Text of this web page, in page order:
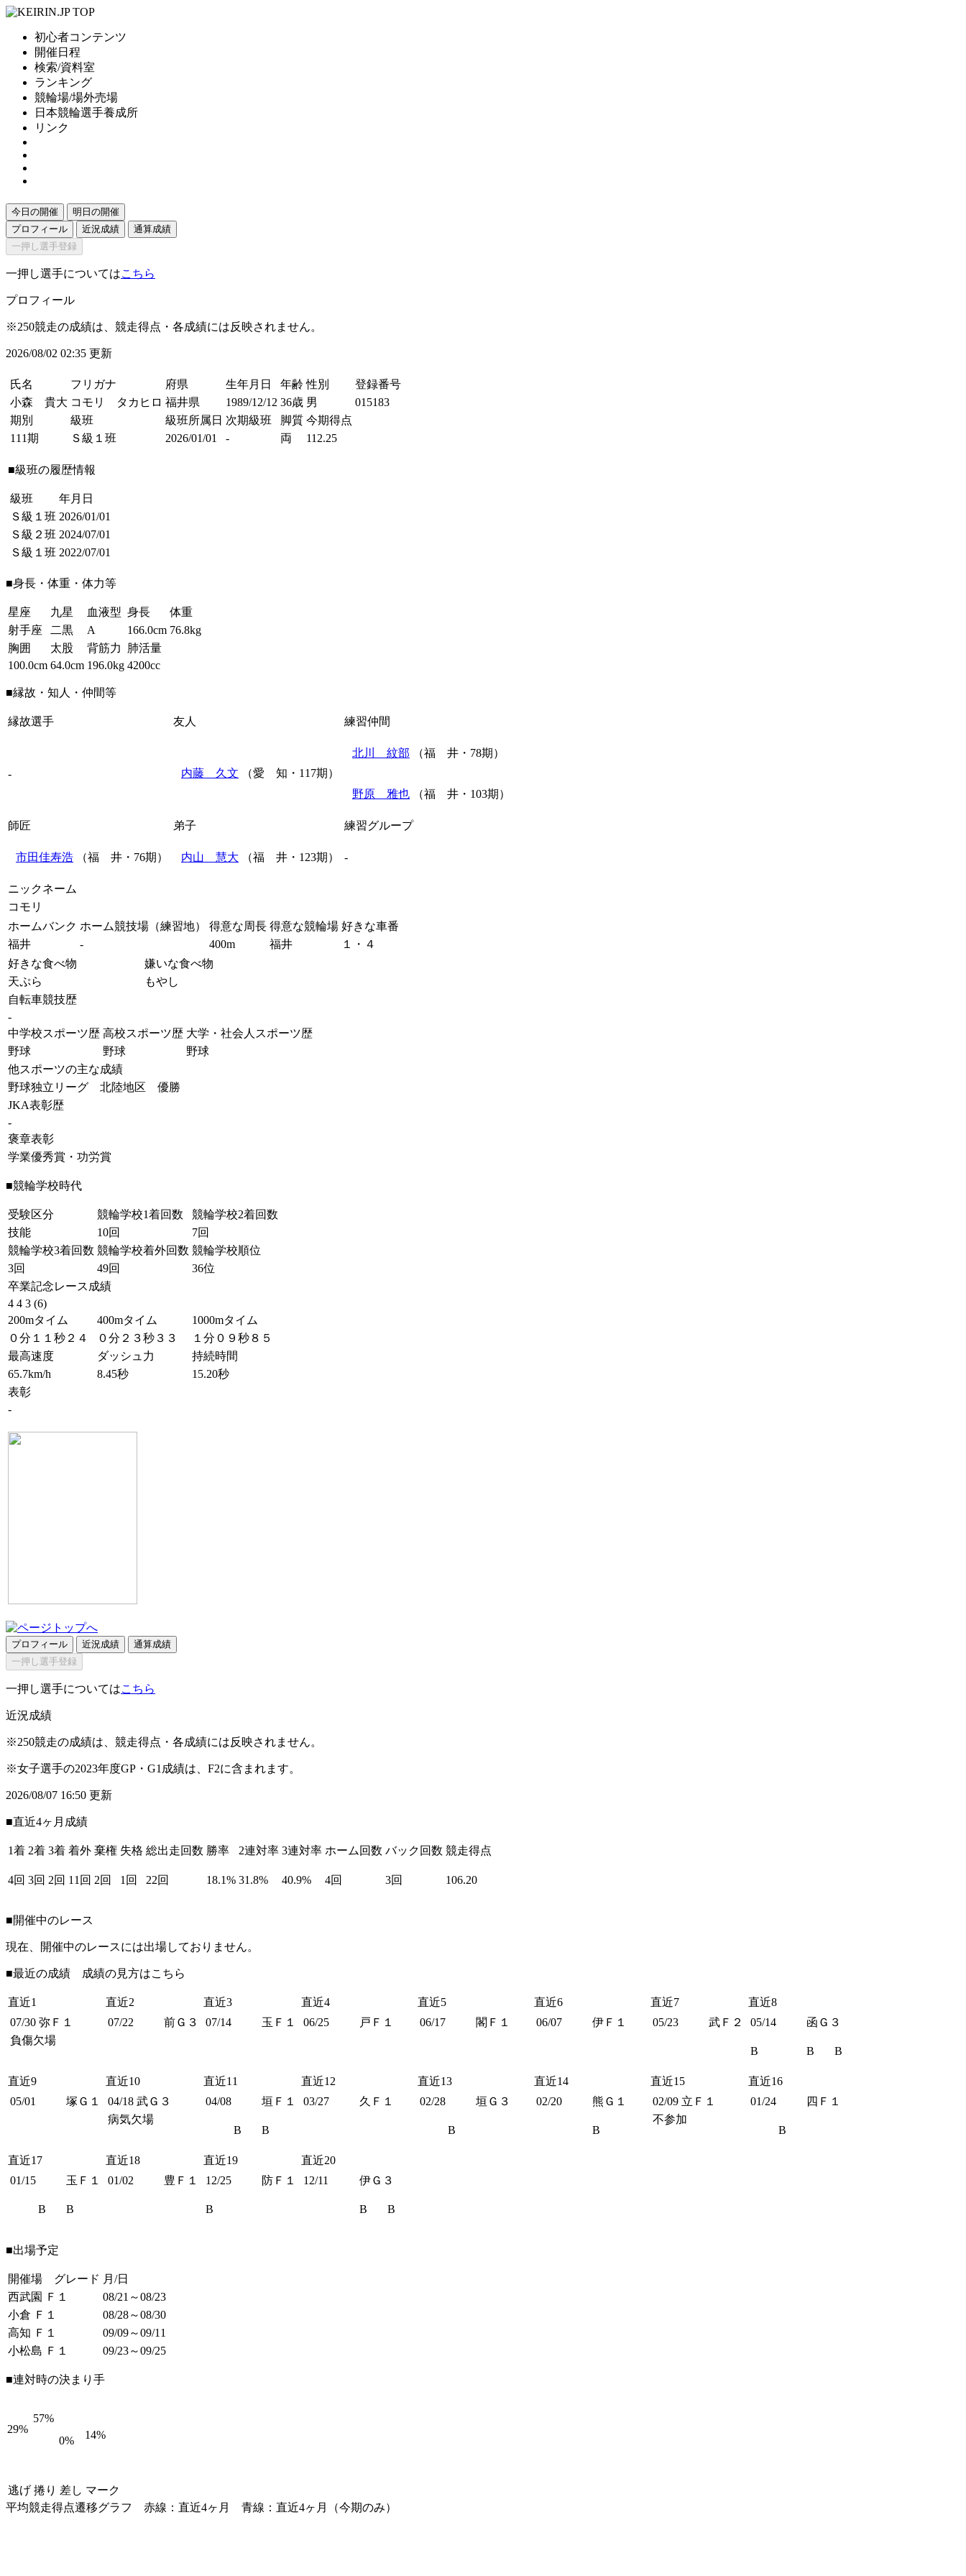
初心者コンテンツ
開催日程
検索/資料室
ランキング
競輪場/場外売場
日本競輪選手養成所
リンク
今日の開催
明日の開催
プロフィール
近況成績
通算成績
一押し選手登録
一押し選手についてはこちら
プロフィール
※250競走の成績は、競走得点・各成績には反映されません。
2026/08/02 02:35 更新
氏名 フリガナ 府県 生年月日 年齢 性別
登録番号
小森 貴大 コモリ タカヒロ 福井県 1989/12/12 36歳 男
015183
期別
級班 級班所属日 次期級班 脚質 今期得点
111期
Ｓ級１班 2026/01/01 - 両 112.25
■級班の履歴情報
級班
年月日
Ｓ級１班 2026/01/01
Ｓ級２班 2024/07/01
Ｓ級１班 2022/07/01
■身長・体重・体力等
星座 九星 血液型 身長
体重
射手座
二黒 A 166.0cm 76.8kg
胸囲
太股 背筋力
肺活量
100.0cm 64.0cm 196.0kg 4200cc
■縁故・知人・仲間等
縁故選手 友人 練習仲間
- 内藤 久文 （愛 知・117期）
北川 紋部 （福 井・78期）
野原 雅也 （福 井・103期）
師匠 弟子 練習グループ
市田佳寿浩 （福 井・76期） 内山 慧大 （福 井・123期） -
ニックネーム
コモリ
ホームバンク ホーム競技場（練習地） 得意な周長 得意な競輪場 好きな車番
福井
- 400m 福井
１・４
好きな食べ物
嫌いな食べ物
天ぷら
もやし
自転車競技歴
-
中学校スポーツ歴 高校スポーツ歴 大学・社会人スポーツ歴
野球
野球
野球
他スポーツの主な成績
野球独立リーグ 北陸地区 優勝
JKA表彰歴
-
褒章表彰
学業優秀賞・功労賞
■競輪学校時代
受験区分 競輪学校1着回数
競輪学校2着回数
技能
10回
7回
競輪学校3着回数 競輪学校着外回数 競輪学校順位
3回
49回
36位
卒業記念レース成績
4 4 3 (6)
200mタイム
400mタイム
1000mタイム
０分１１秒２４
０分２３秒３３
１分０９秒８５
最高速度
ダッシュ力
持続時間
65.7km/h
8.45秒
15.20秒
表彰
-
プロフィール 近況成績
通算成績
一押し選手登録
一押し選手についてはこちら
近況成績
※250競走の成績は、競走得点・各成績には反映されません。
※女子選手の2023年度GP・G1成績は、F2に含まれます。
2026/08/07 16:50 更新
■直近4ヶ月成績
1着 2着 3着 着外 棄権 失格 総出走回数 勝率 2連対率 3連対率 ホーム回数 バック回数 競走得点
4回 3回 2回 11回 2回 1回 22回 18.1% 31.8% 40.9% 4回 3回 106.20
■開催中のレース
現在、開催中のレースには出場しておりません。
■最近の成績 成績の見方はこちら
直近1 直近2 直近3 直近4 直近5 直近6 直近7
直近8
07/30 弥Ｆ１
負傷欠場
07/22 前Ｇ３ 07/14 玉Ｆ１ 06/25 戸Ｆ１ 06/17 閣Ｆ１ 06/07 伊Ｆ１ 05/23 武Ｆ２ 05/14 函Ｇ３
B B B
直近9 直近10 直近11 直近12 直近13 直近14 直近15
直近16
05/01
塚Ｇ１ 04/18 武Ｇ３
病気欠場
04/08 垣Ｆ１
B B
03/27 久Ｆ１ 02/28 垣Ｇ３
B
02/20 熊Ｇ１
B
02/09 立Ｆ１
不参加
01/24 四Ｆ１
B
直近17 直近18 直近19
直近20
01/15
玉Ｆ１
B B
01/02 豊Ｆ１ 12/25 防Ｆ１
B
12/11 伊Ｇ３
B B
■出場予定
開催場 グレード 月/日
西武園 Ｆ１
08/21～08/23
小倉 Ｆ１
08/28～08/30
高知 Ｆ１
09/09～09/11
小松島 Ｆ１
09/23～09/25
■連対時の決まり手
29%
57%
0%
14%
逃げ 捲り 差し マーク
平均競走得点遷移グラフ 赤線：直近4ヶ月 青線：直近4ヶ月（今期のみ）